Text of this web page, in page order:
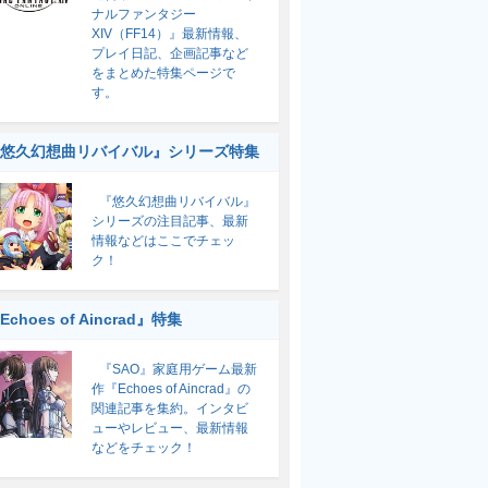
ナルファンタジー
XIV（FF14）』最新情報、
プレイ日記、企画記事など
をまとめた特集ページで
す。
久幻想曲リバイバル』シリーズ特集
『悠久幻想曲リバイバル』
シリーズの注目記事、最新
情報などはここでチェッ
ク！
of Aincrad』特集
『SAO』家庭用ゲーム最新
作『Echoes of Aincrad』の
関連記事を集約。インタビ
ューやレビュー、最新情報
などをチェック！